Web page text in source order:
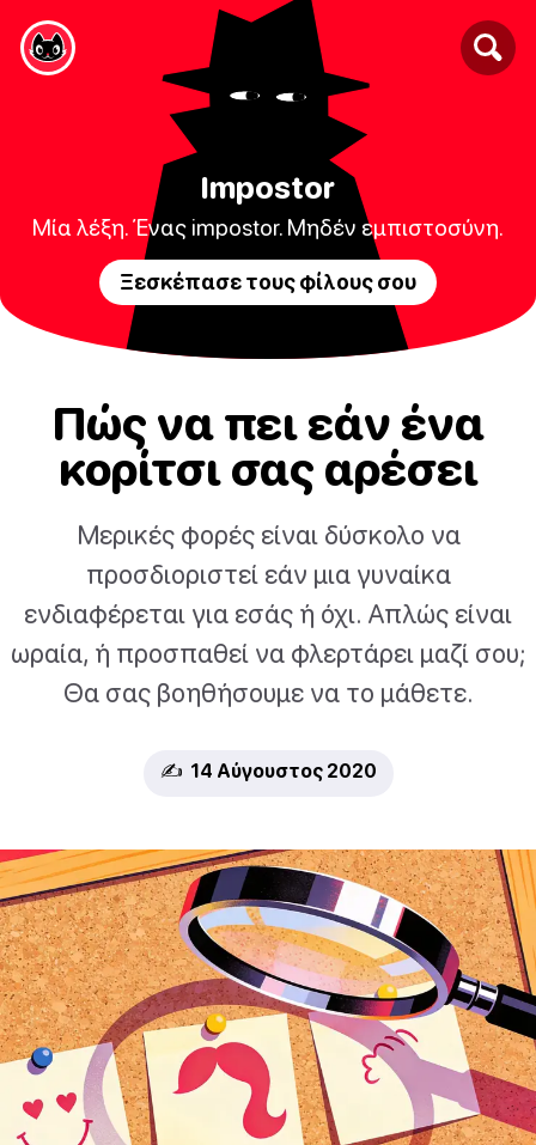
Impostor
Μία λέξη. Ένας impostor. Μηδέν εμπιστοσύνη.
Ξεσκέπασε τους φίλους σου
Πώς να πει εάν ένα
κορίτσι σας αρέσει
Μερικές φορές είναι δύσκολο να
προσδιοριστεί εάν μια γυναίκα
ενδιαφέρεται για εσάς ή όχι. Απλώς είναι
ωραία, ή προσπαθεί να φλερτάρει μαζί σου;
Θα σας βοηθήσουμε να το μάθετε.
✍️ 14 Αύγουστος 2020